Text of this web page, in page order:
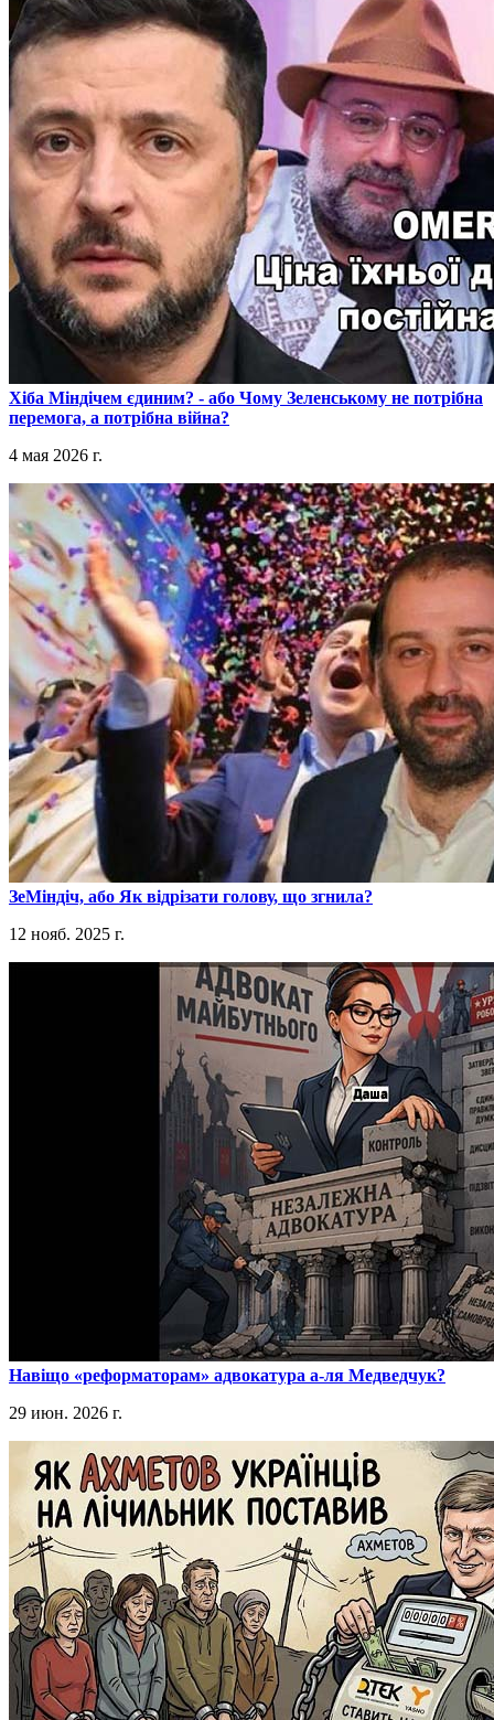
​Хіба Міндічем єдиним? - або Чому Зеленському не потрібна
перемога, а потрібна війна?
4 мая 2026 г.
​ЗеМіндіч, або Як відрізати голову, що згнила?
12 нояб. 2025 г.
​Навіщо «реформаторам» адвокатура а-ля Медведчук?
29 июн. 2026 г.